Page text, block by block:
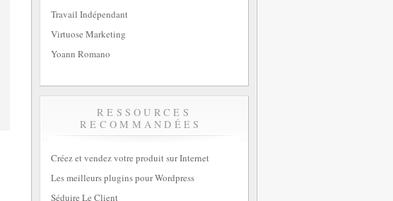
Travail Indépendant
Virtuose Marketing
Yoann Romano
RESSOURCES
RECOMMANDÉES
Créez et vendez votre produit sur Internet
Les meilleurs plugins pour Wordpress
Séduire Le Client